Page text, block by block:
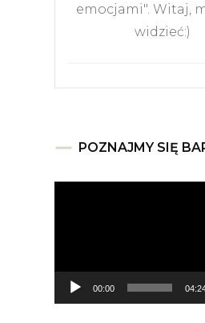
emocjami". Witaj,
widzieć:)
POZNAJMY SIĘ
00:00